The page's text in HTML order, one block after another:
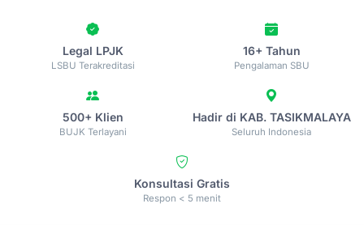
Legal LPJK
LSBU Terakreditasi
16+ Tahun
Pengalaman SBU
500+ Klien
BUJK Terlayani
Hadir di KAB. TASIKMALAYA
Seluruh Indonesia
Konsultasi Gratis
Respon < 5 menit